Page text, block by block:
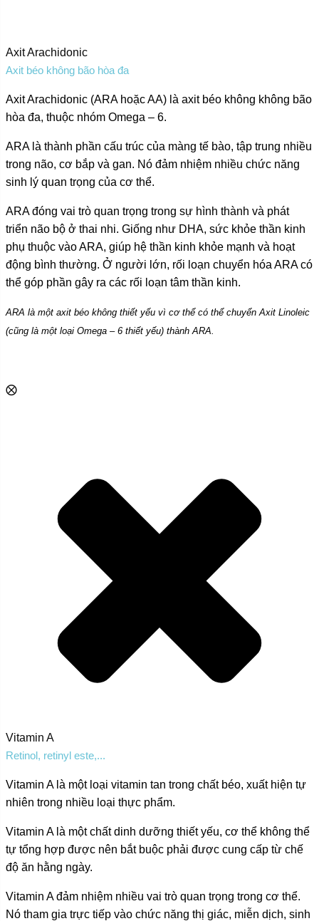
Axit Arachidonic
Axit béo không bão hòa đa
Axit Arachidonic (ARA hoặc AA) là axit béo không không bão
hòa đa, thuộc nhóm Omega – 6.
ARA là thành phần cấu trúc của màng tế bào, tập trung nhiều
trong não, cơ bắp và gan. Nó đảm nhiệm nhiều chức năng
sinh lý quan trọng của cơ thể.
ARA đóng vai trò quan trọng trong sự hình thành và phát
triển não bộ ở thai nhi. Giống như DHA, sức khỏe thần kinh
phụ thuộc vào ARA, giúp hệ thần kinh khỏe mạnh và hoạt
động bình thường. Ở người lớn, rối loạn chuyển hóa ARA có
thể góp phần gây ra các rối loạn tâm thần kinh.
ARA là một axit béo không thiết yếu vì cơ thể có thể chuyển Axit Linoleic
(cũng là một loại Omega – 6 thiết yếu) thành ARA.
⨂
Vitamin A
Retinol, retinyl este,...
Vitamin A là một loại vitamin tan trong chất béo, xuất hiện tự
nhiên trong nhiều loại thực phẩm.
Vitamin A là một chất dinh dưỡng thiết yếu, cơ thể không thể
tự tổng hợp được nên bắt buộc phải được cung cấp từ chế
độ ăn hằng ngày.
Vitamin A đảm nhiệm nhiều vai trò quan trọng trong cơ thể.
Nó tham gia trực tiếp vào chức năng thị giác, miễn dịch, sinh